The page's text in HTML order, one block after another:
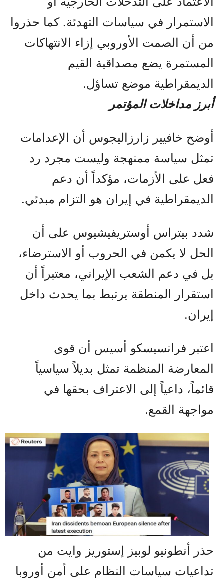
الاستمرار في سياسات التهدئة. كما حذروا
من أن الصمت الأوروبي إزاء الانتهاكات
المستمرة يضع مصداقية القيم
الديمقراطية موضع تساؤل.
أبرز مداخلات المؤتمر
أوضح خافيير زارزاليجوس أن الإعدامات
تمثل سياسة ممنهجة وليست مجرد رد
فعل على الأزمات، مؤكداً أن دعم
الديمقراطية في إيران هو التزام مبدئي.
شدد بيتراس أوستريفيشيوس على أن
الحل لا يكمن في الحروب أو الاسترضاء،
بل في دعم الشعب الإيراني، معتبراً أن
استقرار المنطقة يرتبط بما يحدث داخل
إيران.
اعتبر فرانسيسكو أسيس أن قوى
المعارضة المنظمة تمثل بديلاً سياسياً
قائماً، داعياً إلى الاعتراف بحقها في
مواجهة القمع.
حذر أنطونيو لوبيز إستوريز وايت من
تداعيات سياسات النظام على أمن أوروبا